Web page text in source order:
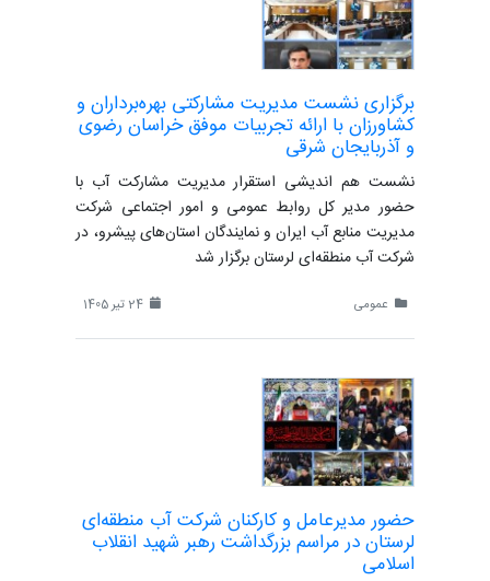
برگزاری نشست مدیریت مشارکتی بهره‌برداران و
کشاورزان با ارائه تجربیات موفق خراسان رضوی
و آذربایجان شرقی
نشست هم اندیشی استقرار مدیریت مشارکت آب با
حضور مدیر کل روابط عمومی و امور اجتماعی شرکت
مدیریت منابع آب ایران و نمایندگان استان‌های پیشرو، در
شرکت آب منطقه‌ای لرستان برگزار شد
عمومی
حضور مدیرعامل و کارکنان شرکت آب منطقه‌ای
لرستان در مراسم بزرگداشت رهبر شهید انقلاب
اسلامی